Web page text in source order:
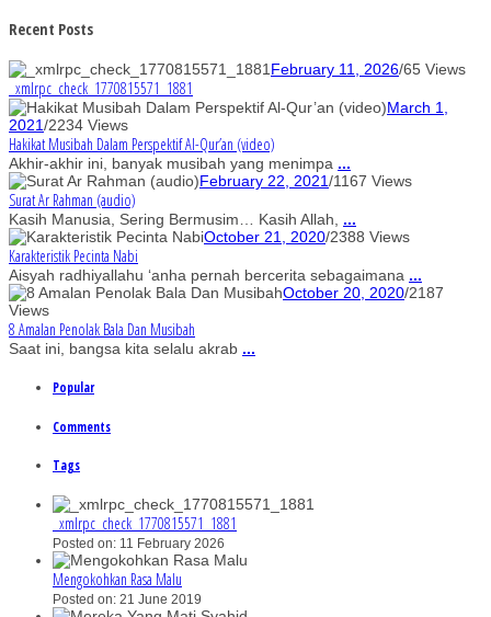
Recent Posts
February 11, 2026/65 Views
_xmlrpc_check_1770815571_1881
March 1,
2021/2234 Views
Hakikat Musibah Dalam Perspektif Al-Qur’an (video)
Akhir-akhir ini, banyak musibah yang menimpa ...
February 22, 2021/1167 Views
Surat Ar Rahman (audio)
Kasih Manusia, Sering Bermusim… Kasih Allah, ...
October 21, 2020/2388 Views
Karakteristik Pecinta Nabi
Aisyah radhiyallahu ‘anha pernah bercerita sebagaimana ...
October 20, 2020/2187
Views
8 Amalan Penolak Bala Dan Musibah
Saat ini, bangsa kita selalu akrab ...
Popular
Comments
Tags
_xmlrpc_check_1770815571_1881
Posted on: 11 February 2026
Mengokohkan Rasa Malu
Posted on: 21 June 2019